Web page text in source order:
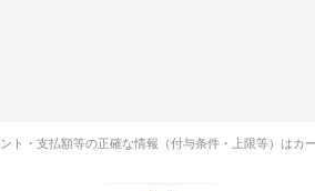
ト・支払額等の正確な情報（付与条件・上限等）はカ